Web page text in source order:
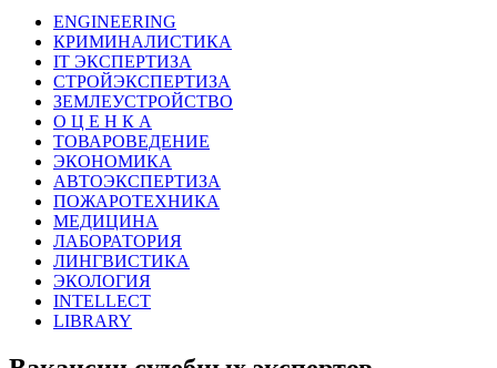
ENGINEERING
КРИМИНАЛИСТИКА
IT ЭКСПЕРТИЗА
СТРОЙЭКСПЕРТИЗА
ЗЕМЛЕУСТРОЙСТВО
О Ц Е Н К А
ТОВАРОВЕДЕНИЕ
ЭКОНОМИКА
АВТОЭКСПЕРТИЗА
ПОЖАРОТЕХНИКА
МЕДИЦИНА
ЛАБОРАТОРИЯ
ЛИНГВИСТИКА
ЭКОЛОГИЯ
INTELLECT
LIBRARY